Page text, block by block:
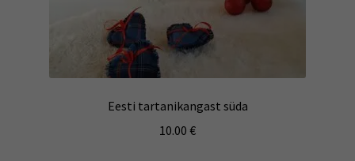
Eesti tartanikangast süda
10.00 €